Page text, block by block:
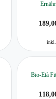
inkl.
Bio-Età